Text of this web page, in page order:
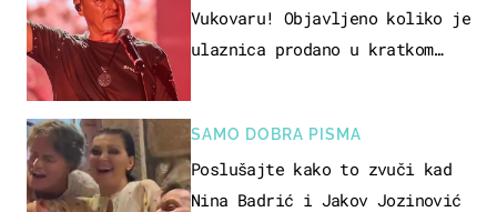
Vukovaru! Objavljeno koliko je
ulaznica prodano u kratkom
SAMO DOBRA PISMA
Poslušajte kako to zvuči kad
Nina Badrić i Jakov Jozinović